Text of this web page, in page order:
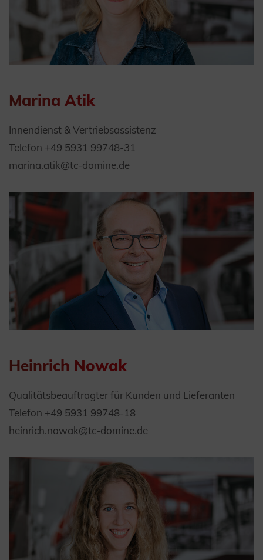
Marina Atik
Innendienst & Vertriebsassistenz
Telefon +49 5931 99748-31
marina.atik@tc-domine.de
Heinrich Nowak
Qualitätsbeauftragter für Kunden und Lieferanten
Telefon +49 5931 99748-18
heinrich.nowak@tc-domine.de